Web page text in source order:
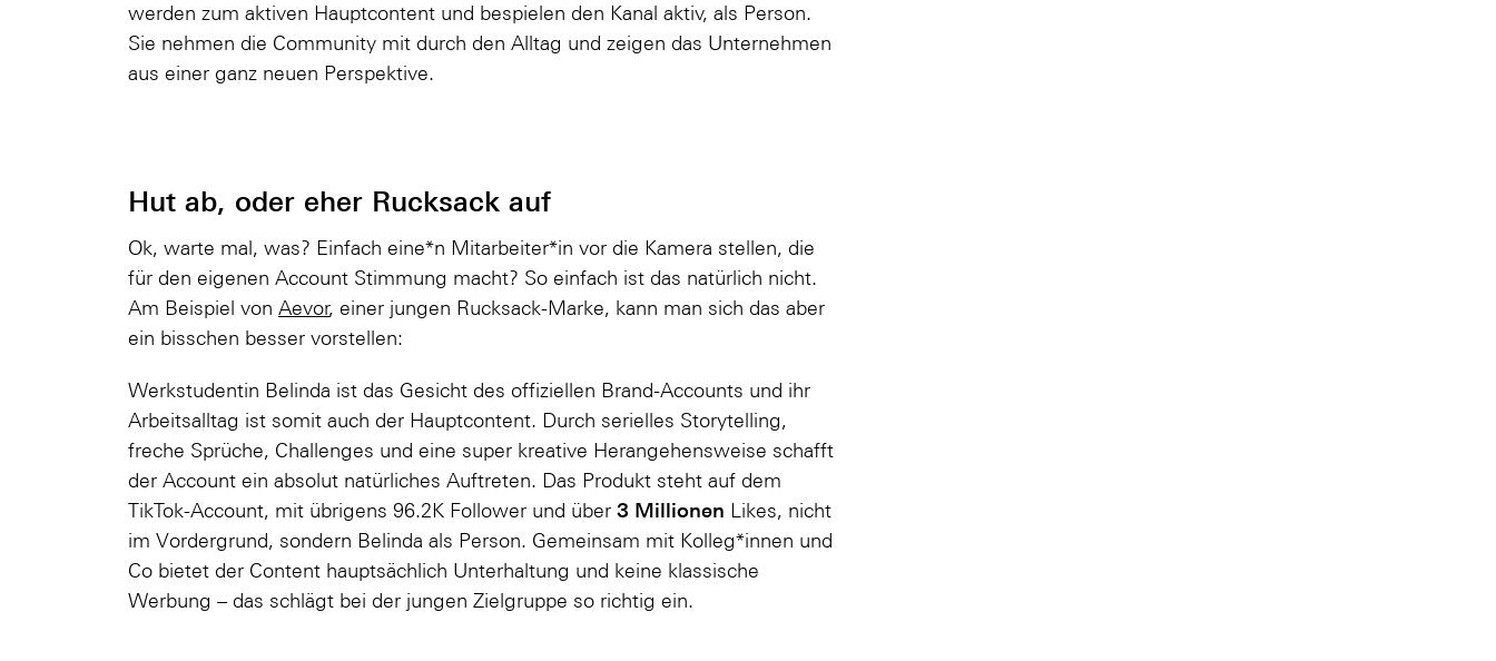
werden zum aktiven Hauptcontent und bespielen den Kanal aktiv, als Person.
Sie nehmen die Community mit durch den Alltag und zeigen das Unternehmen
aus einer ganz neuen Perspektive.
Hut ab, oder eher Rucksack auf
Ok, warte mal, was? Einfach eine*n Mitarbeiter*in vor die Kamera stellen, die
für den eigenen Account Stimmung macht? So einfach ist das natürlich nicht.
Am Beispiel von Aevor, einer jungen Rucksack-Marke, kann man sich das aber
ein bisschen besser vorstellen:
Werkstudentin Belinda ist das Gesicht des offiziellen Brand-Accounts und ihr
Arbeitsalltag ist somit auch der Hauptcontent. Durch serielles Storytelling,
freche Sprüche, Challenges und eine super kreative Herangehensweise schafft
der Account ein absolut natürliches Auftreten. Das Produkt steht auf dem
TikTok-Account, mit übrigens 96.2K Follower und über 3 Millionen Likes, nicht
im Vordergrund, sondern Belinda als Person. Gemeinsam mit Kolleg*innen und
Co bietet der Content hauptsächlich Unterhaltung und keine klassische
Werbung – das schlägt bei der jungen Zielgruppe so richtig ein.